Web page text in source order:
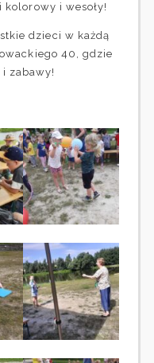
kolorowy i wesoły!
dzieci w każdą
40, gdzie
zabawy!